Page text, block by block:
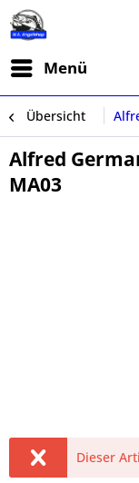
Menü
Übersicht
Alfred
MA03
Dieser